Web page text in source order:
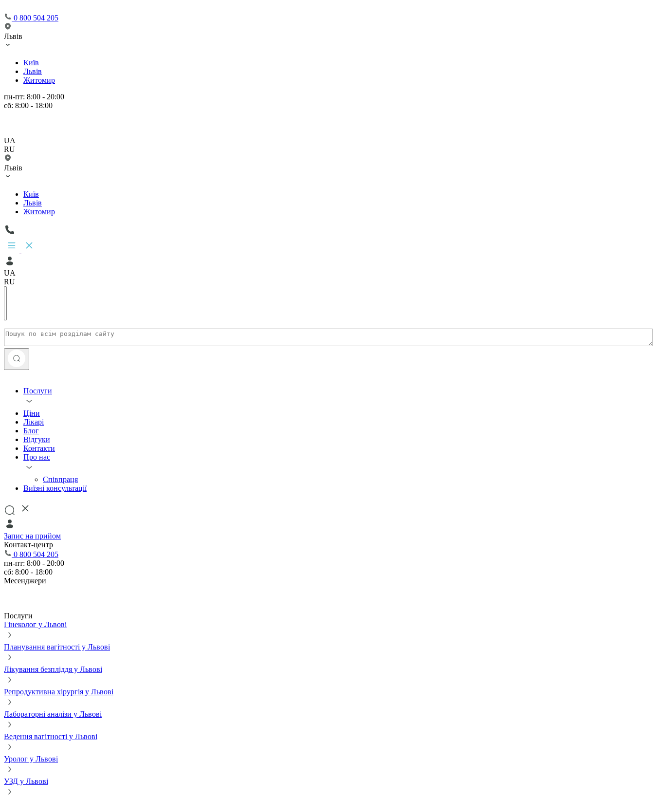
0 800 504 205
Львів
Київ
Львів
Житомир
пн-пт: 8:00 - 20:00
сб: 8:00 - 18:00
UA
RU
Львів
Київ
Львів
Житомир
UA
RU
Послуги
Ціни
Лікарі
Блог
Відгуки
Контакти
Про нас
Співпраця
Виїзні консультації
Запис на прийом
Контакт-центр
0 800 504 205
пн-пт: 8:00 - 20:00
сб: 8:00 - 18:00
Месенджери
Послуги
Гінеколог у Львові
Планування вагітності у Львові
Лікування безпліддя у Львові
Репродуктивна хірургія у Львові
Лабораторні аналізи у Львові
Ведення вагітності у Львові
Уролог у Львові
УЗД у Львові